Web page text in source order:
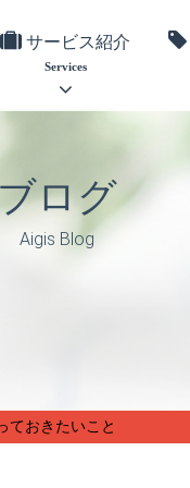
サービス紹介
Services
ブログ
Aigis Blog
ておきたいこと